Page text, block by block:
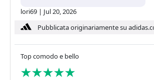
lori69 | Jul 20, 2026
Pubblicata originariamente su
Top comodo e bello